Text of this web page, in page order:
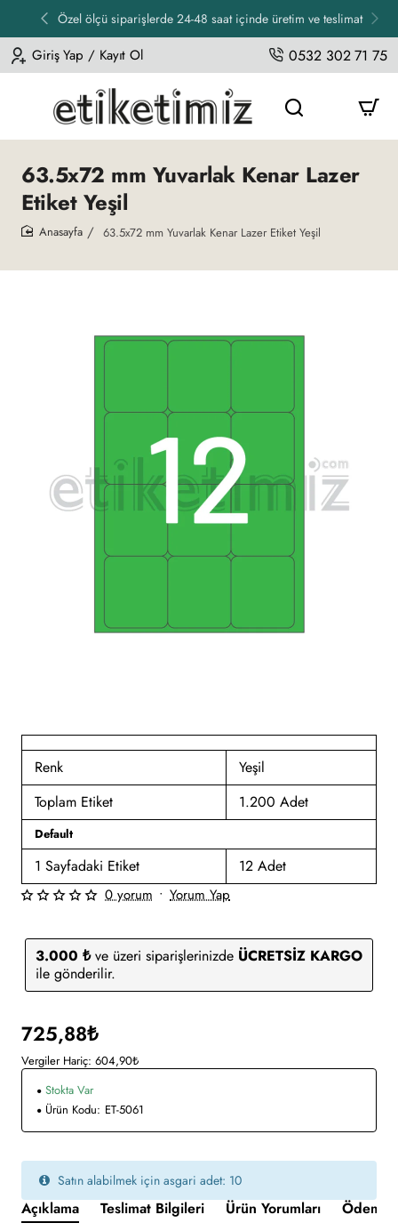
Özel ölçü siparişlerde 24-48 saat içinde üretim ve teslimat
Giriş Yap / Kayıt Ol 0532 302 71 75
63.5x72 mm Yuvarlak Kenar Lazer
Etiket Yeşil
63.5x72 mm Yuvarlak Kenar Lazer Etiket Yeşil
Renk
Yeşil
Toplam Etiket
1.200 Adet
Default
1 Sayfadaki Etiket 12 Adet
3.000 ₺ve üzeri siparişlerinizde ÜCRETSİZ KARGO
ile gönderilir.
0 yorum • Yorum Yap
725,88₺
Vergiler Hariç: 604,90₺
Stokta Var
Ürün Kodu: ET-5061
Satın alabilmek için asgari adet: 10
Açıklama Teslimat Bilgileri Ürün Yorumları Ödeme